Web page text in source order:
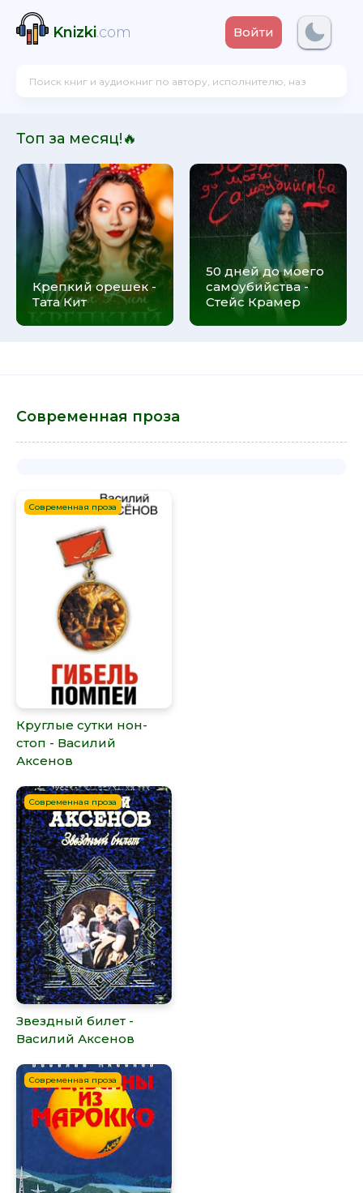
Knizki.com Войти
Топ за месяц!🔥
Крепкий орешек -
Тата Кит
50 дней до моего
самоубийства -
Стейс Крамер
Современная проза
Современная проза
Круглые сутки нон-
стоп - Василий
Аксенов
Современная проза
Звездный билет -
Василий Аксенов
Современная проза